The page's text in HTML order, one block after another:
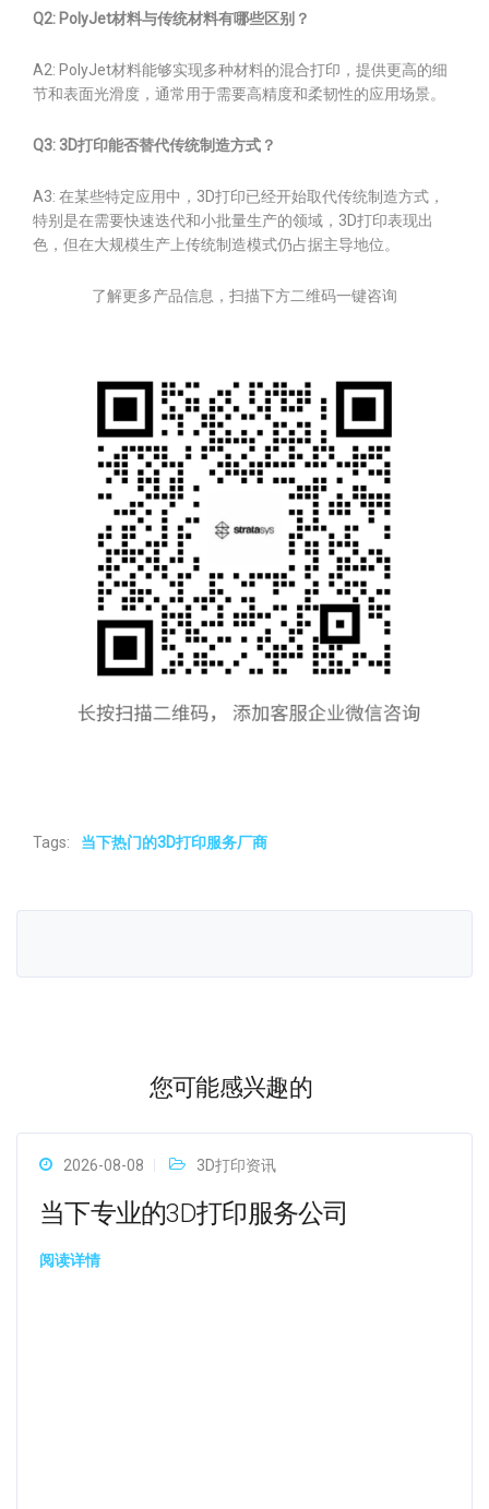
Q2: PolyJet材料与传统材料有哪些区别？
A2: PolyJet材料能够实现多种材料的混合打印，提供更高的细
节和表面光滑度，通常用于需要高精度和柔韧性的应用场景。
Q3: 3D打印能否替代传统制造方式？
A3: 在某些特定应用中，3D打印已经开始取代传统制造方式，
特别是在需要快速迭代和小批量生产的领域，3D打印表现出
色，但在大规模生产上传统制造模式仍占据主导地位。
了解更多产品信息，扫描下方二维码一键咨询
Tags: 当下热门的3D打印服务厂商
您可能感兴趣的
2026-08-08 3D打印资讯
当下专业的3D打印服务公司
阅读详情